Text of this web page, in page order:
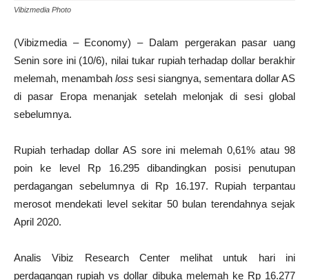
Vibizmedia Photo
(Vibizmedia – Economy) – Dalam pergerakan pasar uang
Senin sore ini (10/6), nilai tukar rupiah terhadap dollar berakhir
melemah, menambah loss sesi siangnya, sementara dollar AS
di pasar Eropa menanjak setelah melonjak di sesi global
sebelumnya.
Rupiah terhadap dollar AS sore ini melemah 0,61% atau 98
poin ke level Rp 16.295 dibandingkan posisi penutupan
perdagangan sebelumnya di Rp 16.197. Rupiah terpantau
merosot mendekati level sekitar 50 bulan terendahnya sejak
April 2020.
Analis Vibiz Research Center melihat untuk hari ini
perdagangan rupiah vs dollar dibuka melemah ke Rp 16.277